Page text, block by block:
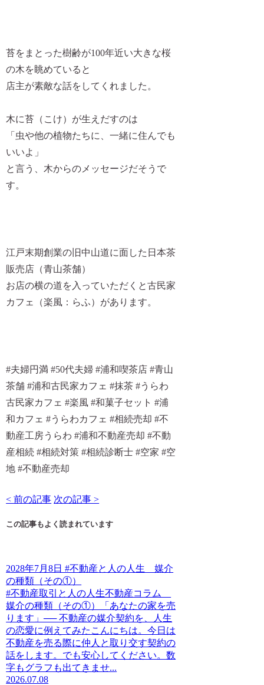
苔をまとった樹齢が100年近い大きな桜
の木を眺めていると
店主が素敵な話をしてくれました。
木に苔（こけ）が生えだすのは
「虫や他の植物たちに、一緒に住んでも
いいよ」
と言う、木からのメッセージだそうで
す。
江戸末期創業の旧中山道に面した日本茶
販売店（青山茶舗）
お店の横の道を入っていただくと古民家
カフェ（楽風：らふ）があります。
#夫婦円満 #50代夫婦 #浦和喫茶店 #青山
茶舗 #浦和古民家カフェ #抹茶 #うらわ
古民家カフェ #楽風 #和菓子セット #浦
和カフェ #うらわカフェ #相続売却 #不
動産工房うらわ #浦和不動産売却 #不動
産相続 #相続対策 #相続診断士 #空家 #空
地 #不動産売却
< 前の記事 次の記事 >
この記事もよく読まれています
2028年7月8日 #不動産と人の人生 媒介
の種類（その①）
#不動産取引と人の人生不動産コラム
媒介の種類（その①）「あなたの家を売
ります」── 不動産の媒介契約を、人生
の恋愛に例えてみたこんにちは。今日は
不動産を売る際に仲人と取り交す契約の
話をします。でも安心してください。数
字もグラフも出てきませ...
2026.07.08